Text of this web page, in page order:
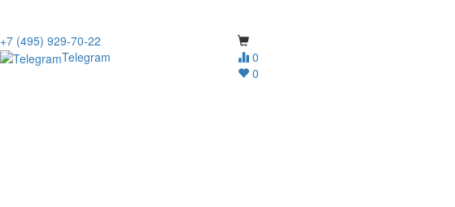
0
0
+7 (495) 929-70-22
Telegram